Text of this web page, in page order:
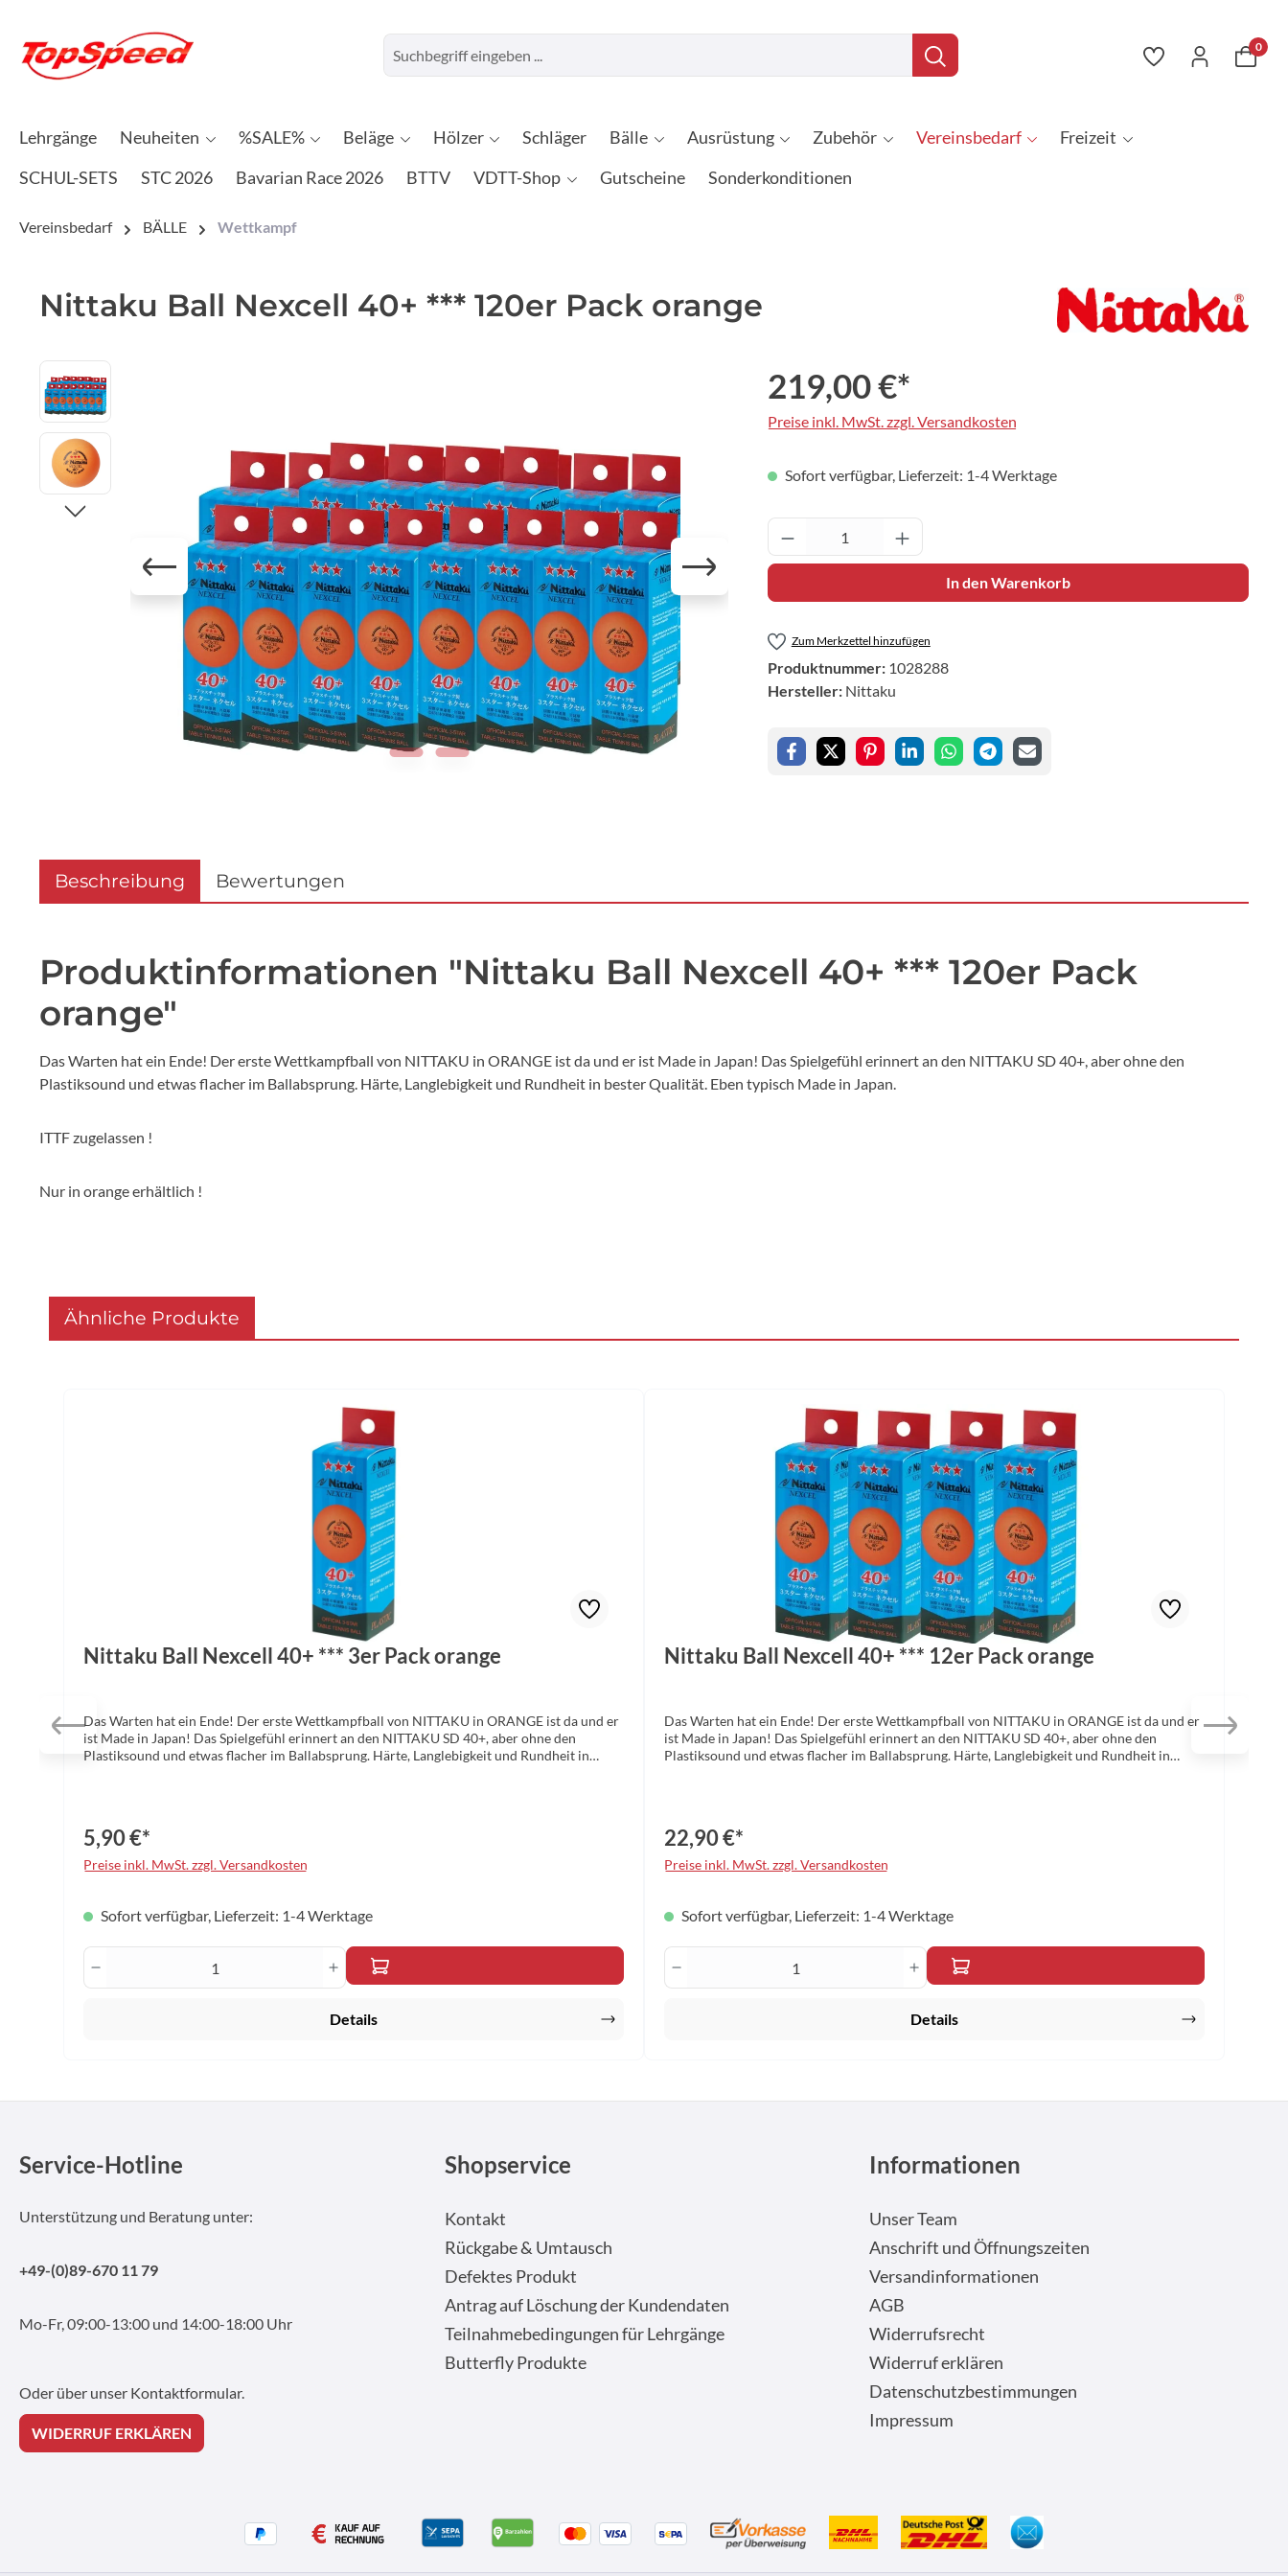
0
Lehrgänge Neuheiten %SALE% Beläge Hölzer Schläger Bälle Ausrüstung Zubehör Vereinsbedarf
Freizeit
SCHUL-SETS
STC 2026 Bavarian Race 2026 BTTV VDTT-Shop Gutscheine Sonderkonditionen
Vereinsbedarf BÄLLE Wettkampf
Nittaku Ball Nexcell 40+ *** 120er Pack orange
Bildergalerie überspringen 219,00 €*
Preise inkl. MwSt. zzgl. Versandkosten
Sofort verfügbar, Lieferzeit: 1-4 Werktage
Produkt Anzahl: Gib den gewünschten Wert ein
In den Warenkorb
Zum Merkzettel hinzufügen
Produktnummer: 1028288
Hersteller: Nittaku
Beschreibung Bewertungen
Produktinformationen "Nittaku Ball Nexcell 40+ *** 120er Pack
orange"
Das Warten hat ein Ende! Der erste Wettkampfball von NITTAKU in ORANGE ist da und er ist Made in Japan! Das Spielgefühl erinnert an den NITTAKU SD 40+, aber ohne den
Plastiksound und etwas flacher im Ballabsprung. Härte, Langlebigkeit und Rundheit in bester Qualität. Eben typisch Made in Japan.
ITTF zugelassen !
Nur in orange erhältlich !
Ähnliche Produkte
Nittaku Ball Nexcell 40+ *** 3er Pack orange
Das Warten hat ein Ende! Der erste Wettkampfball von NITTAKU in ORANGE ist da und er
ist Made in Japan! Das Spielgefühl erinnert an den NITTAKU SD 40+, aber ohne den
Plastiksound und etwas flacher im Ballabsprung. Härte, Langlebigkeit und Rundheit in
5,90 €*
Preise inkl. MwSt. zzgl. Versandkosten
Sofort verfügbar, Lieferzeit: 1-4 Werktage
Produkt Anzahl: Gib den gewünschten Wert ein oder benutze die Schaltflächen um die Anzahl zu erhöhen oder zu
Details
Nittaku Ball Nexcell 40+ *** 12er Pack orange
Das Warten hat ein Ende! Der erste Wettkampfball von NITTAKU in ORANGE ist da und er
ist Made in Japan! Das Spielgefühl erinnert an den NITTAKU SD 40+, aber ohne den
Plastiksound und etwas flacher im Ballabsprung. Härte, Langlebigkeit und Rundheit in
22,90 €*
Preise inkl. MwSt. zzgl. Versandkosten
Sofort verfügbar, Lieferzeit: 1-4 Werktage
Produkt Anzahl: Gib den gewünschten Wert ein oder
Details
Service-Hotline
Unterstützung und Beratung unter:
+49-(0)89-670 11 79
Mo-Fr, 09:00-13:00 und 14:00-18:00 Uhr
Oder über unser Kontaktformular.
WIDERRUF ERKLÄREN
Shopservice
Kontakt
Rückgabe & Umtausch
Defektes Produkt
Antrag auf Löschung der Kundendaten
Teilnahmebedingungen für Lehrgänge
Butterfly Produkte
Informationen
Unser Team
Anschrift und Öffnungszeiten
Versandinformationen
AGB
Widerrufsrecht
Widerruf erklären
Datenschutzbestimmungen
Impressum